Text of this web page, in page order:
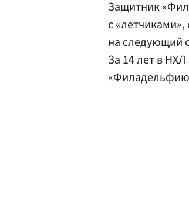
Защитник
с
на следующий
За 14 лет в